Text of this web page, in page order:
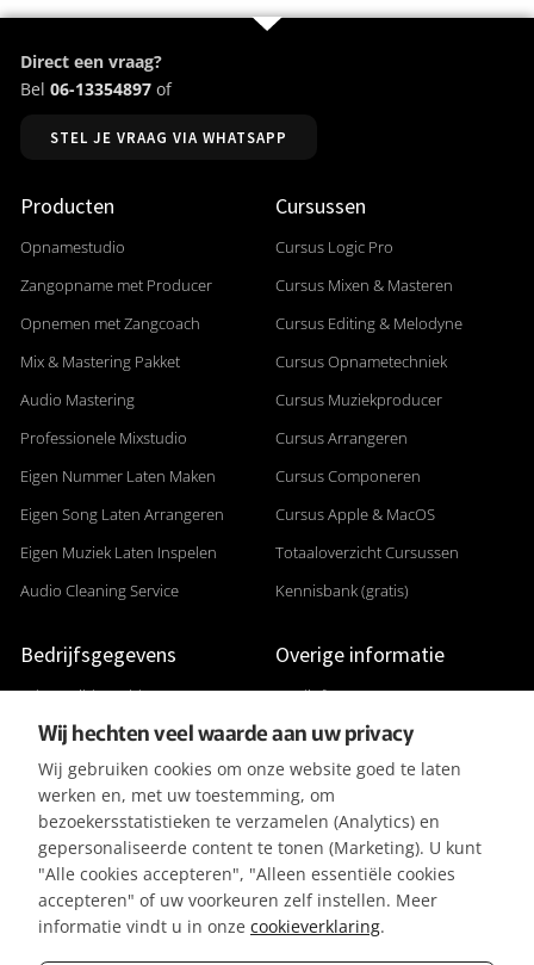
Direct een vraag?
Bel 06-13354897 of
STEL JE VRAAG VIA WHATSAPP
Producten
Opnamestudio
Zangopname met Producer
Opnemen met Zangcoach
Mix & Mastering Pakket
Audio Mastering
Professionele Mixstudio
Eigen Nummer Laten Maken
Eigen Song Laten Arrangeren
Eigen Muziek Laten Inspelen
Audio Cleaning Service
Cursussen
Cursus Logic Pro
Cursus Mixen & Masteren
Cursus Editing & Melodyne
Cursus Opnametechniek
Cursus Muziekproducer
Cursus Arrangeren
Cursus Componeren
Cursus Apple & MacOS
Totaaloverzicht Cursussen
Kennisbank (gratis)
Bedrijfsgegevens
Adres: Gildenveld 89
3892 DE Zeewolde
+31 (0) 36 5226807
KVK 32096182
BTW-ID NL001391737B50
IBAN NL42KNAB0257116370
BIC KNABNL2H
Overige informatie
Studiofoto's
Apparatuurlijst
Aanleverspecificaties
Reviews & Recensies
Privacyverklaring
Algemene Voorwaarden
Referenties / Klanten
Wij hechten veel waarde aan uw privacy
Wij gebruiken cookies om onze website goed te laten
werken en, met uw toestemming, om
bezoekersstatistieken te verzamelen (Analytics) en
gepersonaliseerde content te tonen (Marketing). U kunt
"Alle cookies accepteren", "Alleen essentiële cookies
accepteren" of uw voorkeuren zelf instellen. Meer
informatie vindt u in onze cookieverklaring.